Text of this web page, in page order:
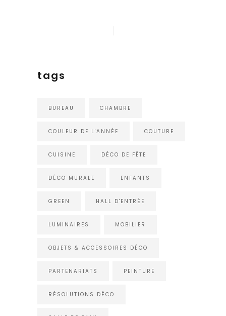
tags
BUREAU CHAMBRE
COULEUR DE L'ANNÉE COUTURE
CUISINE DÉCO DE FÊTE
DÉCO MURALE ENFANTS
GREEN HALL D'ENTRÉE
LUMINAIRES MOBILIER
OBJETS & ACCESSOIRES DÉCO
PARTENARIATS PEINTURE
RÉSOLUTIONS DÉCO